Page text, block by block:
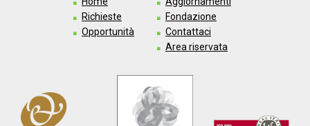
Richieste
Opportunità
Fondazione
Contattaci
Area riservata